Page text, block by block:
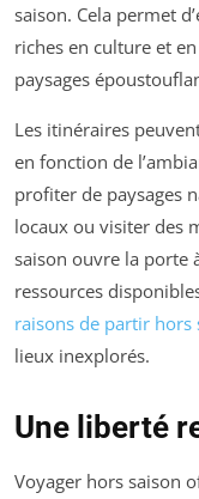
saison. Cela permet
riches en culture et
paysages
Les itinéraires
en fonction de
profiter de paysages
locaux ou visiter des
saison ouvre la porte
ressources
raisons de partir hors
lieux inexplorés.
Une liberté
Voyager hors saison